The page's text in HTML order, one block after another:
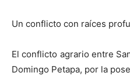
Un conflicto con raíces
El conflicto agrario entre
Domingo Petapa, por la